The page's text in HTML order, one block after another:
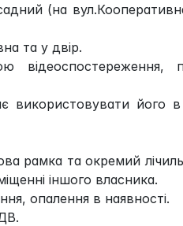
(на
та у двір.
відеоспостереження,
використовувати його в
рамка та окремий
іншого власника.
опалення в наявності.